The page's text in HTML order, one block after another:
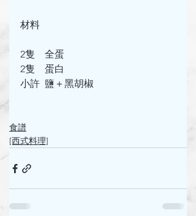
材料
2隻    全蛋
2隻    蛋白
小許  鹽＋黑胡椒
食譜
[西式料理]